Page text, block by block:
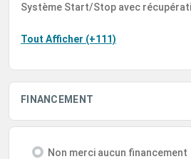
Système Start/Stop avec
Tout Afficher (+111)
FINANCEMENT
Non merci aucun financement